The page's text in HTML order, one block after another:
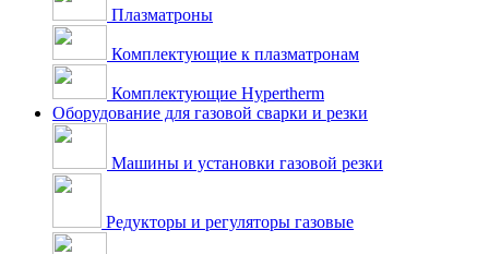
Плазматроны
Комплектующие к плазматронам
Комплектующие Hypertherm
Оборудование для газовой сварки и резки
Машины и установки газовой резки
Редукторы и регуляторы газовые